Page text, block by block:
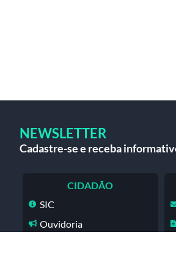
NEWSLETTER
Cadastre-se e receba
CIDADÃO
SIC
Ouvidoria